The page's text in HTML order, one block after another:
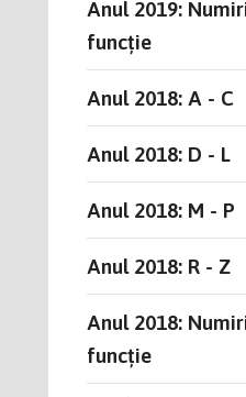
Anul 2019:
funcție
Anul 2018: A - C
Anul 2018: D - L
Anul 2018: M - P
Anul 2018: R - Z
Anul 2018:
funcție